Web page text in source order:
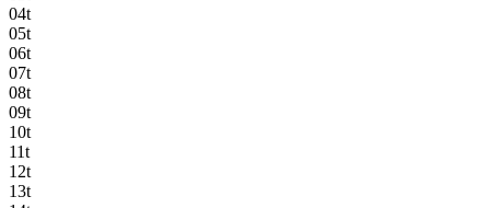
04t
05t
06t
07t
08t
09t
10t
11t
12t
13t